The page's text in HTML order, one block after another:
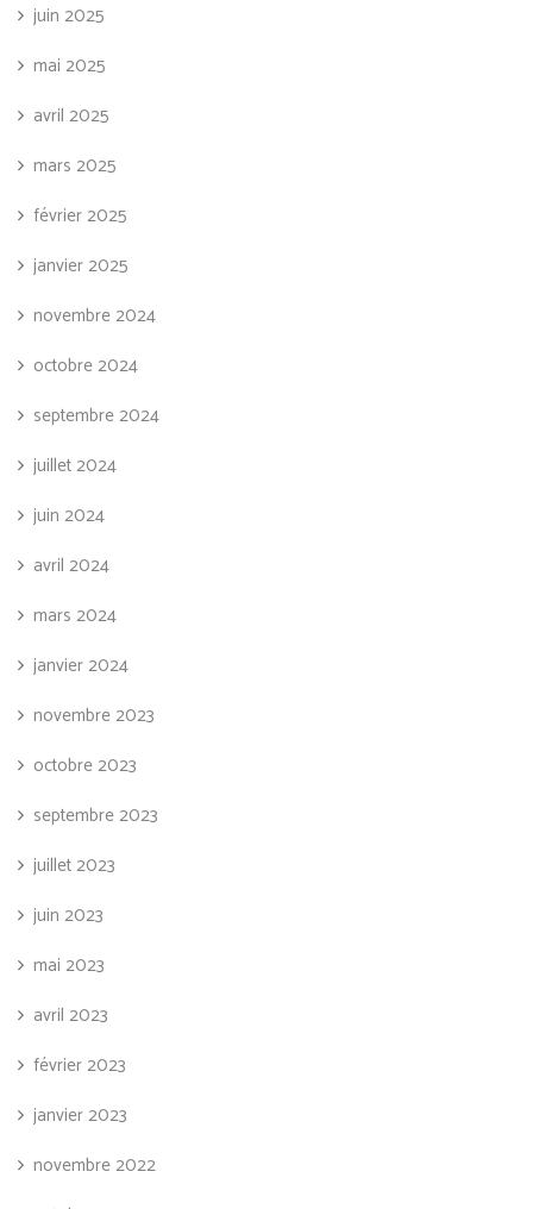
juin 2025
mai 2025
avril 2025
mars 2025
février 2025
janvier 2025
novembre 2024
octobre 2024
septembre 2024
juillet 2024
juin 2024
avril 2024
mars 2024
janvier 2024
novembre 2023
octobre 2023
septembre 2023
juillet 2023
juin 2023
mai 2023
avril 2023
février 2023
janvier 2023
novembre 2022